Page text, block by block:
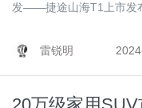
发——捷途山海T1上市发
雷锐明